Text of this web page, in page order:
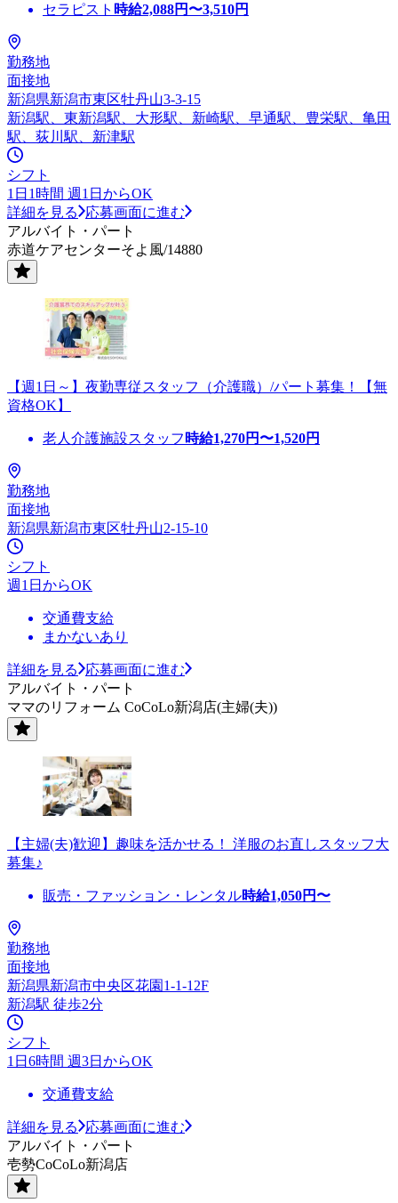
セラピスト 時給2,088円〜3,510円
勤務地
面接地
新潟県新潟市東区牡丹山3-3-15
新潟駅、東新潟駅、大形駅、新崎駅、早通駅、豊栄駅、亀田
駅、荻川駅、新津駅
シフト
1日1時間 週1日からOK
詳細を見る
応募画面に進む
アルバイト・パート
赤道ケアセンターそよ風/14880
【週1日～】夜勤専従スタッフ（介護職）/パート募集！【無
資格OK】
老人介護施設スタッフ 時給1,270円〜1,520円
勤務地
面接地
新潟県新潟市東区牡丹山2-15-10
シフト
週1日からOK
交通費支給
まかないあり
詳細を見る
応募画面に進む
アルバイト・パート
ママのリフォーム CoCoLo新潟店(主婦(夫))
【主婦(夫)歓迎】趣味を活かせる！ 洋服のお直しスタッフ大
募集♪
販売・ファッション・レンタル時給1,050円〜
勤務地
面接地
新潟県新潟市中央区花園1-1-12F
新潟駅 徒歩2分
シフト
1日6時間 週3日からOK
交通費支給
詳細を見る
応募画面に進む
アルバイト・パート
壱勢CoCoLo新潟店